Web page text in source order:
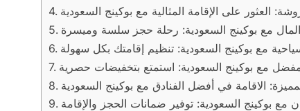
العثور على الإقامة المثالية مع بوكينج السعودية
مع بوكينج السعودية: رحلة حجز سلسة وميسرة
مع بوكينج السعودية: تنظيم إقامتك بكل سهولة
مع بوكينج السعودية: استمتع بتخفيضات حصرية
الاقامة في أفضل الفنادق مع بوكينج السعودية
مع بوكينج السعودية: توفير ضمانات الحجز والإقامة